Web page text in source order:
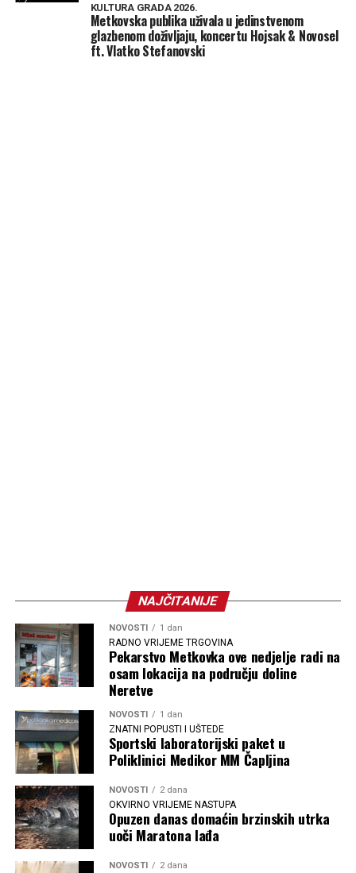
KULTURA GRADA 2026.
Metkovska publika uživala u jedinstvenom
glazbenom doživljaju, koncertu Hojsak & Novosel
ft. Vlatko Stefanovski
NAJČITANIJE
NOVOSTI 1 dan
RADNO VRIJEME TRGOVINA
Pekarstvo Metkovka ove nedjelje radi na
osam lokacija na području doline
Neretve
NOVOSTI 1 dan
ZNATNI POPUSTI I UŠTEDE
Sportski laboratorijski paket u
Poliklinici Medikor MM Čapljina
NOVOSTI 2 dana
OKVIRNO VRIJEME NASTUPA
Opuzen danas domaćin brzinskih utrka
uoči Maratona lađa
NOVOSTI 2 dana